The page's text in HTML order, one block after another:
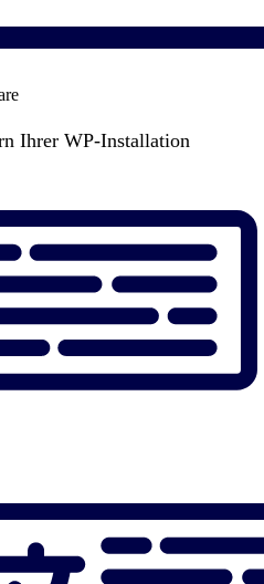
Ihrer WP-Installation